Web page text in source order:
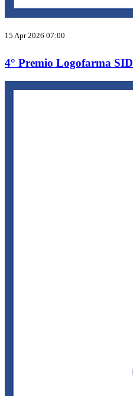
15 Apr 2026 07:00
4° Premio Logofarma